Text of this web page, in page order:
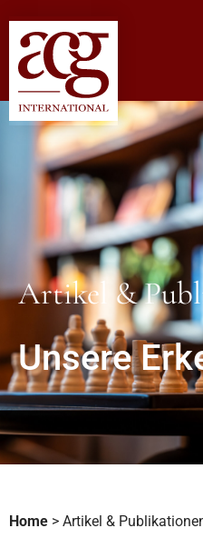
Artikel &
Unsere
Home > Artikel &